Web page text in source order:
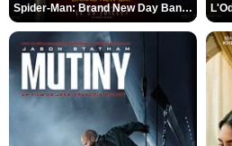
Spider-Man: Brand New Day Bande-annonce VO STFR